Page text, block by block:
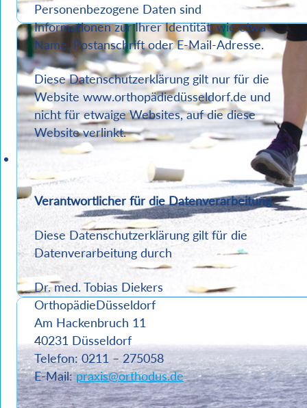
Personenbezogene Daten sind
Informationen zur Ihrer Identität, wie etwa
Name, Postanschrift oder E-Mail-Adresse.
Diese Datenschutzerklärung gilt nur für die
Website www.orthopädiedüsseldorf.de und
nicht für etwaige Websites, auf die diese
Website verlinkt.
Verantwortlicher für die Datenverarbeitung
Diese Datenschutzerklärung gilt für die
Datenverarbeitung durch
Dr. med. Tobias Diekers
OrthopädieDüsseldorf
Am Hackenbruch 11
40231 Düsseldorf
Telefon: 0211 – 275058
E-Mail:praxis@orthodus.de